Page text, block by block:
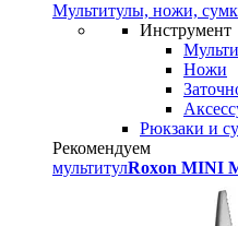
Мультитулы, ножи,
Инструмент
Ножи
Рюкзаки и
Рекомендуем
мультитулRoxon MINI